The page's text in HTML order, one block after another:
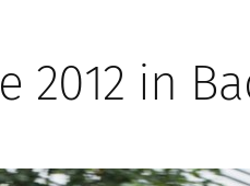
2012 in